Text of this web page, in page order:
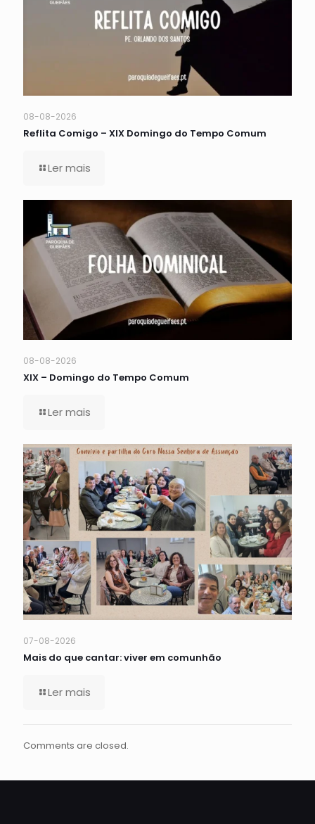
08-08-2026
Reflita Comigo – XIX Domingo do Tempo Comum
Ler mais
08-08-2026
XIX – Domingo do Tempo Comum
Ler mais
07-08-2026
Mais do que cantar: viver em comunhão
Ler mais
Comments are closed.